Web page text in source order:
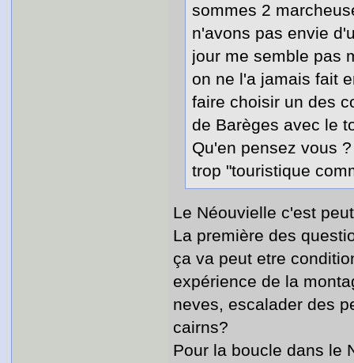
sommes 2
n'avons pas envie
jour me semble pas
on ne l'a jamais fait
faire choisir un des
de Barèges avec le
Qu'en pensez vous
trop "touristique
Le Néouvielle c'est
La première des
ça va peut etre
expérience de la
neves, escalader des
cairns?
Pour la boucle dans le